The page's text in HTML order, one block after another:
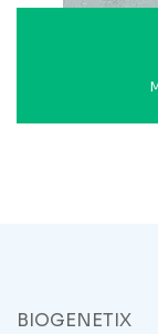
BIOGENETIX